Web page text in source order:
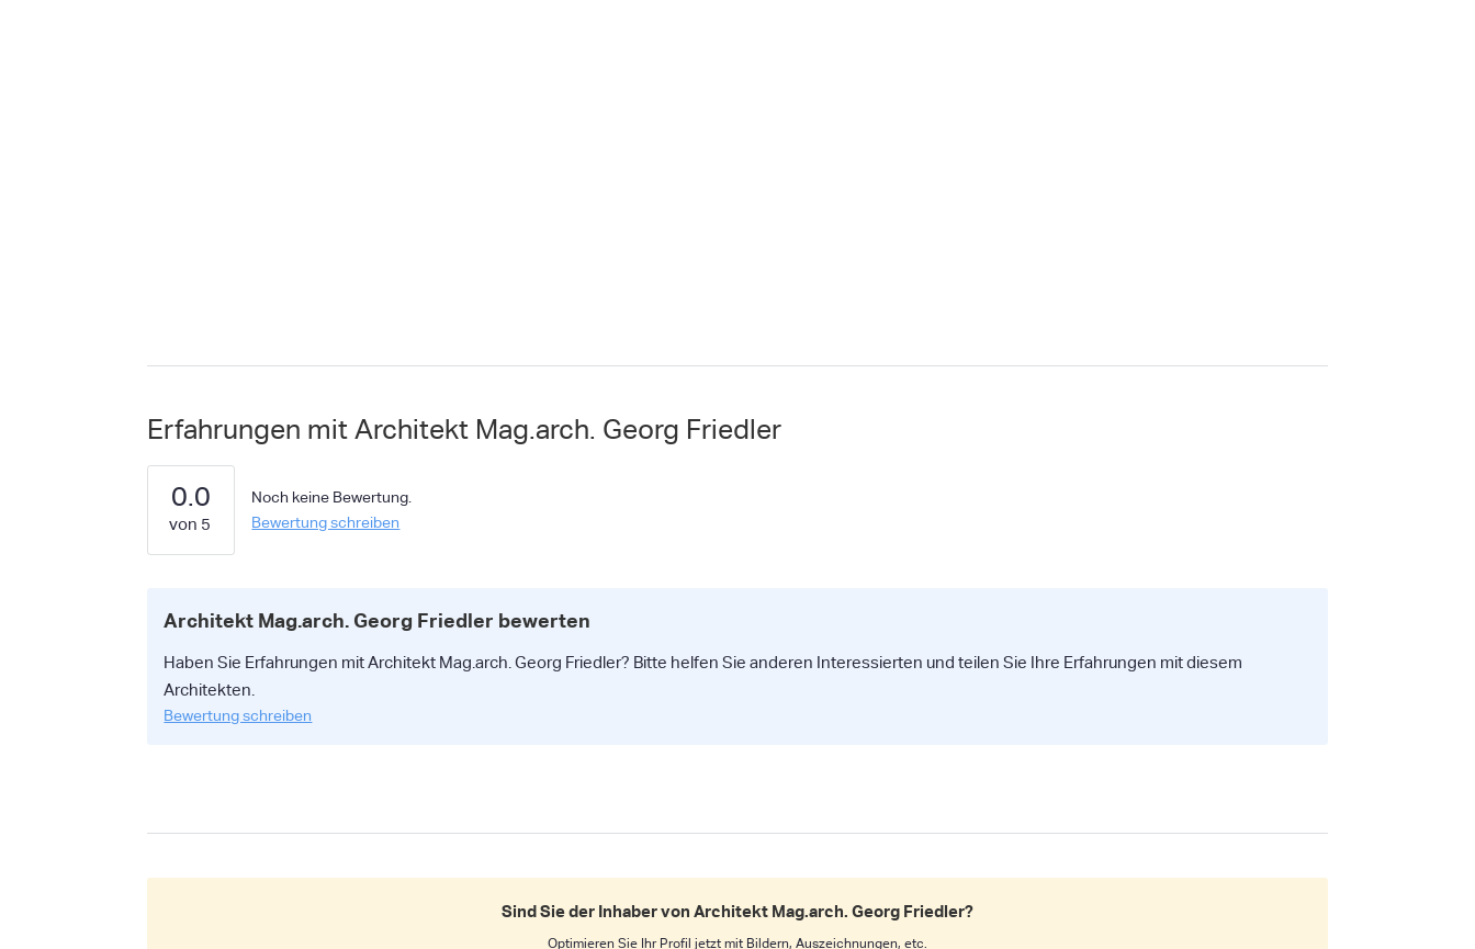
Erfahrungen mit Architekt Mag.arch. Georg Friedler
0.0
Noch keine Bewertung.
Bewertung schreiben
Architekt Mag.arch. Georg Friedler bewerten
Haben Sie Erfahrungen mit Architekt Mag.arch. Georg Friedler? Bitte helfen Sie anderen Interessierten und teilen Sie Ihre Erfahrungen mit diesem
Architekten.
Bewertung schreiben
Sind Sie der Inhaber von Architekt Mag.arch. Georg Friedler?
Optimieren Sie Ihr Profil jetzt mit Bildern, Auszeichnungen, etc.